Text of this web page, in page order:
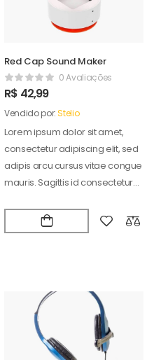
Red Cap Sound Maker
0 Avaliações
R$ 42,99
Vendido por:Stelio
Lorem ipsum dolor sit amet,
consectetur adipiscing elit, sed
adipis arcu cursus vitae congue
mauris. Sagittis id consectetur